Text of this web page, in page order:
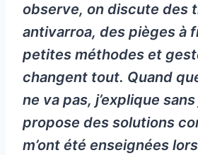
observe, on discute des
antivarroa, des pièges à
petites méthodes et
changent tout. Quand
ne va pas, j’explique
propose des solutions
m’ont été enseignées